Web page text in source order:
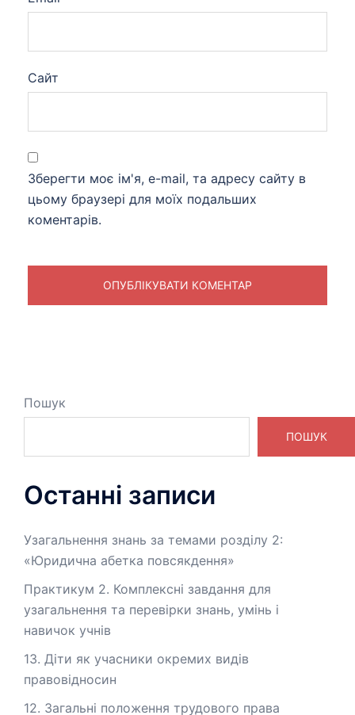
Сайт
Зберегти моє ім'я, e-mail, та адресу сайту в
цьому браузері для моїх подальших
коментарів.
Пошук
ПОШУК
Останні записи
Узагальнення знань за темами розділу 2:
«Юридична абетка повсякдення»
Практикум 2. Комплексні завдання для
узагальнення та перевірки знань, умінь і
навичок учнів
13. Діти як учасники окремих видів
правовідносин
12. Загальні положення трудового права